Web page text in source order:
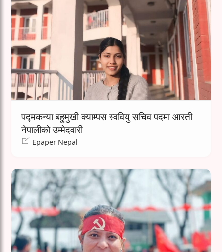
पद्मकन्या बहुमुखी क्याम्पस स्ववियु सचिव पदमा आरती
नेपालीको उम्मेदवारी
Epaper Nepal